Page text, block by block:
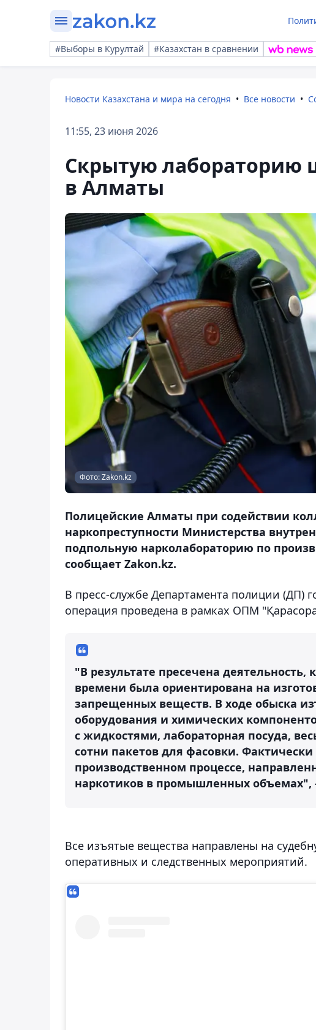
#Выборы в Курултай #Казахстан в сравнении
Новости Казахстана и мира на сегодня Все новости
11:55, 23 июня 2026
Скрытую лабораторию
в Алматы
Фото: Zakon.kz
Полицейские Алматы при содействии
наркопреступности Министерства
подпольную нарколабораторию по
сообщает Zakon.kz.
В пресс-службе Департамента полиции (ДП)
операция проведена в рамках ОПМ
"В результате пресечена
времени была ориентирована на
запрещенных веществ. В ходе обыска
оборудования и химических
с жидкостями, лабораторная посуда,
сотни пакетов для фасовки.
производственном процессе,
наркотиков в промышленных объемах",
Все изъятые вещества направлены на
оперативных и следственных мероприятий.